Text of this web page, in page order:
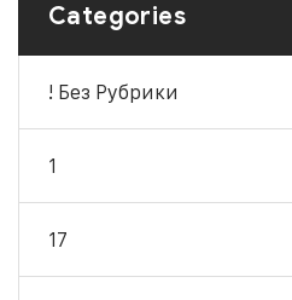
Categories
! Без Рубрики
1
17